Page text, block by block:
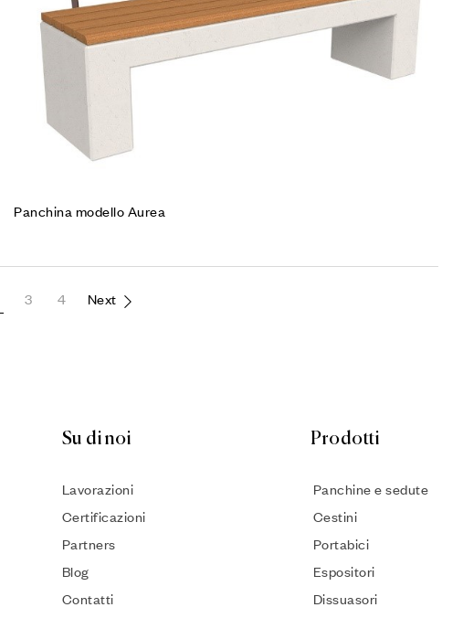
Panchina modello Aurea
3 4 Next
Su di noi
Lavorazioni
Certificazioni
Partners
Blog
Contatti
Prodotti
Panchine e sedute
Cestini
Portabici
Espositori
Dissuasori